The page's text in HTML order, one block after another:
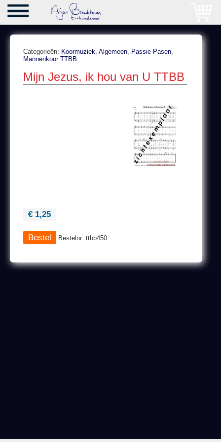
Categorieën: Koormuziek, Algemeen, Passie-Pasen,
Mannenkoor TTBB
Mijn Jezus, ik hou van U TTBB
€ 1,25
Bestelnr: ttbb450